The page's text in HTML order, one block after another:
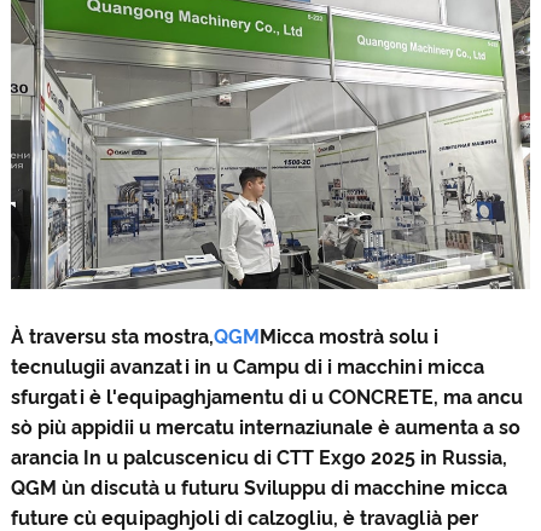
À traversu sta mostra,QGMMicca mostrà solu i
tecnulugii avanzati in u Campu di i macchini micca
sfurgati è l'equipaghjamentu di u CONCRETE, ma ancu
sò più appidii u mercatu internaziunale è aumenta a so
arancia In u palcuscenicu di CTT Exgo 2025 in Russia,
QGM ùn discutà u futuru Sviluppu di macchine micca
future cù equipaghjoli di calzogliu, è travaglià per